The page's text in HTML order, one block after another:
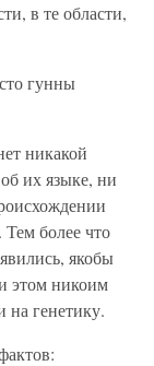
в те области,
гунны
никакой
их языке, ни
более что
якобы
этом никоим
на генетику.